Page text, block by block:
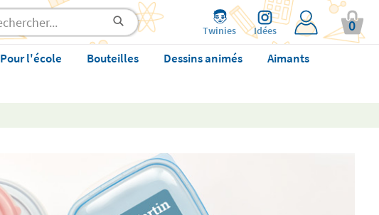
Twinies Idées 0
Pour l'école Bouteilles Dessins animés
Aimants